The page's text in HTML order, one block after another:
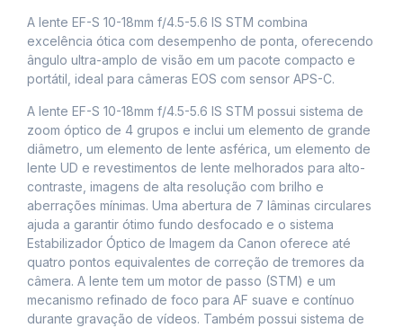
A lente EF-S 10-18mm f/4.5-5.6 IS STM combina
excelência ótica com desempenho de ponta, oferecendo
ângulo ultra-amplo de visão em um pacote compacto e
portátil, ideal para câmeras EOS com sensor APS-C.
A lente EF-S 10-18mm f/4.5-5.6 IS STM possui sistema de
zoom óptico de 4 grupos e inclui um elemento de grande
diâmetro, um elemento de lente asférica, um elemento de
lente UD e revestimentos de lente melhorados para alto-
contraste, imagens de alta resolução com brilho e
aberrações mínimas. Uma abertura de 7 lâminas circulares
ajuda a garantir ótimo fundo desfocado e o sistema
Estabilizador Óptico de Imagem da Canon oferece até
quatro pontos equivalentes de correção de tremores da
câmera. A lente tem um motor de passo (STM) e um
mecanismo refinado de foco para AF suave e contínuo
durante gravação de vídeos. Também possui sistema de